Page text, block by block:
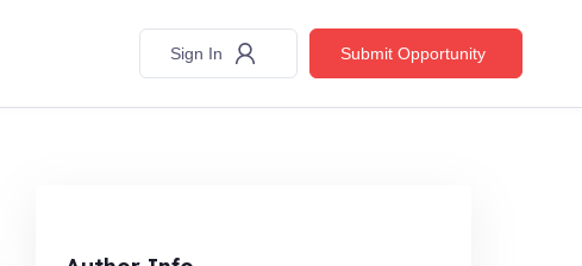
Sign In Submit Opportunity